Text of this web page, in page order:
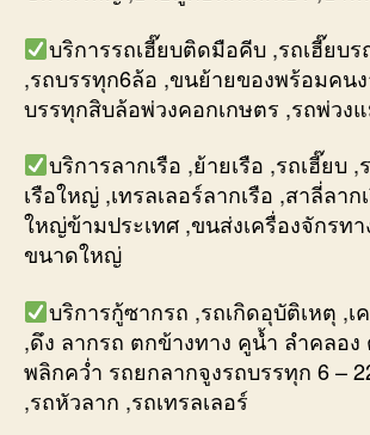
บริการรถเฮี๊ยบติดมือคีบ ,รถเฮี๊ยบร
,รถบรรทุก6ล้อ ,ขนย้ายของพร้อมคน
บรรทุกสิบล้อพ่วงคอกเกษตร ,รถพ่วง
บริการลากเรือ ,ย้ายเรือ ,รถเฮี๊ยบ
เรือใหญ่ ,เทรลเลอร์ลากเรือ ,สาลี่ลาก
ใหญ่ข้ามประเทศ ,ขนส่งเครื่องจักรทา
ขนาดใหญ่
บริการกู้ซากรถ ,รถเกิดอุบัติเหตุ ,เ
,ดึง ลากรถ ตกข้างทาง คูน้ำ ลำคลอง
พลิกคว่ำ รถยกลากจูงรถบรรทุก 6 –
,รถหัวลาก ,รถเทรลเลอร์